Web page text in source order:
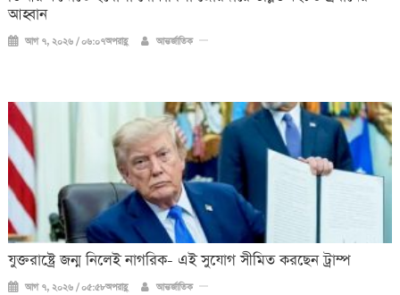
আহ্বান
আগ ৭, ২০২৬ / ০৬:০৭অপরাহ্ণ আন্তর্জাতিক
যুক্তরাষ্ট্রে জন্ম নিলেই নাগরিক- এই সুযোগ সীমিত করছেন ট্রাম্প
আগ ৭, ২০২৬ / ০৫:৫৮অপরাহ্ণ আন্তর্জাতিক